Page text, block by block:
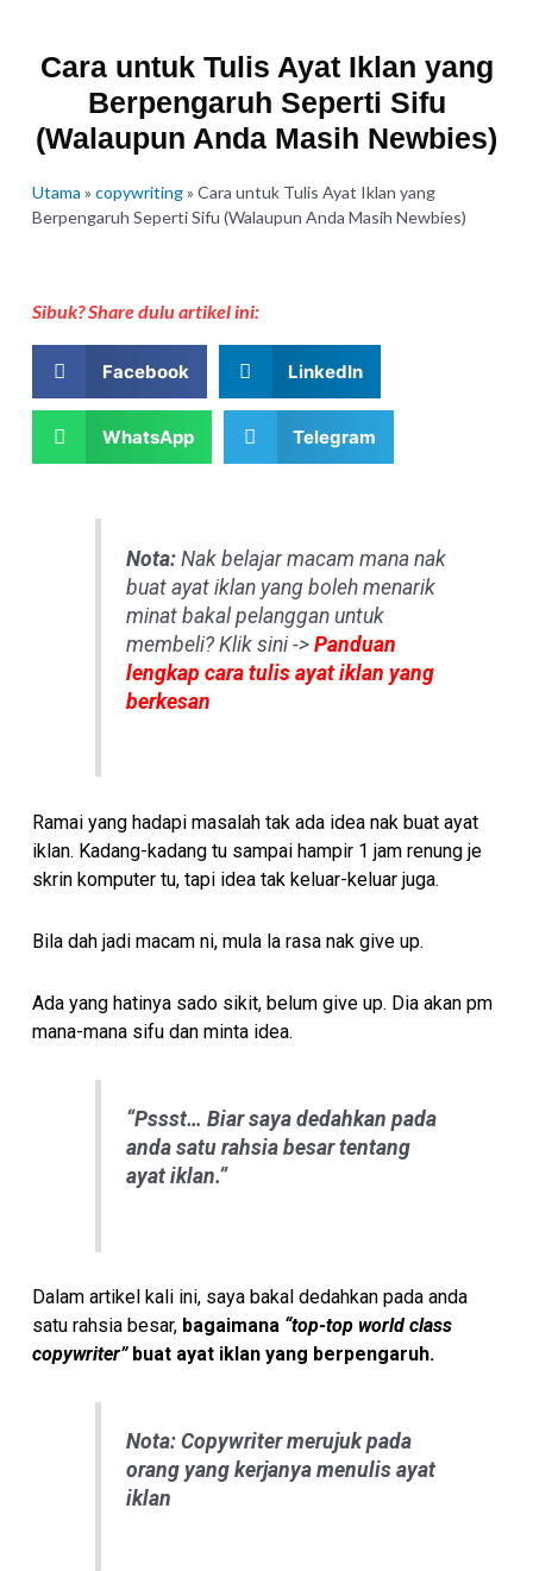
Cara untuk Tulis Ayat Iklan yang
Berpengaruh Seperti Sifu
(Walaupun Anda Masih Newbies)
Utama »copywriting»Cara untuk Tulis Ayat Iklan yang
Berpengaruh Seperti Sifu (Walaupun Anda Masih Newbies)
Sibuk? Share dulu artikel ini:
Facebook LinkedIn
WhatsApp Telegram
Nota:Nak belajar macam mana nak
buat ayat iklan yang boleh menarik
minat bakal pelanggan untuk
membeli? Klik sini -> Panduan
lengkap cara tulis ayat iklan yang
berkesan
Ramai yang hadapi masalah tak ada idea nak buat ayat
iklan. Kadang-kadang tu sampai hampir 1 jam renung je
skrin komputer tu, tapi idea tak keluar-keluar juga.
Bila dah jadi macam ni, mula la rasa nak give up.
Ada yang hatinya sado sikit, belum give up. Dia akan pm
mana-mana sifu dan minta idea.
“Pssst… Biar saya dedahkan pada
anda satu rahsia besar tentang
ayat iklan.”
Dalam artikel kali ini, saya bakal dedahkan pada anda
satu rahsia besar, bagaimana “top-top world class
copywriter”buat ayat iklan yang berpengaruh.
Nota: Copywriter merujuk pada
orang yang kerjanya menulis ayat
iklan